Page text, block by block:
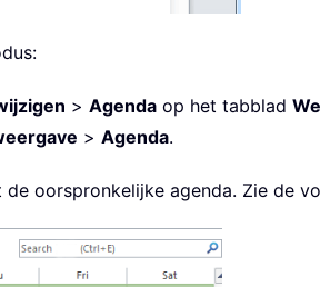
> Agenda op het tabblad
> Agenda.
de oorspronkelijke agenda. Zie de